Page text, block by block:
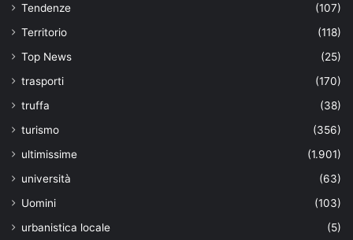
Tendenze
(107)
Territorio
(118)
Top News
(25)
trasporti
(170)
truffa
(38)
turismo
(356)
ultimissime
(1.901)
università
(63)
Uomini
(103)
urbanistica locale
(5)